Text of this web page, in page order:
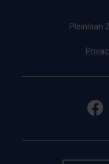
Pleinlaan